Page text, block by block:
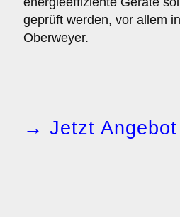
geprüft werden, vor allem
Oberweyer.
→ Jetzt